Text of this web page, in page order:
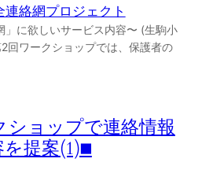
連絡網プロジェクト
」に欲しいサービス内容〜 (生駒小
回ワークショップでは、保護者の
ショップで連絡情報
提案(1)■